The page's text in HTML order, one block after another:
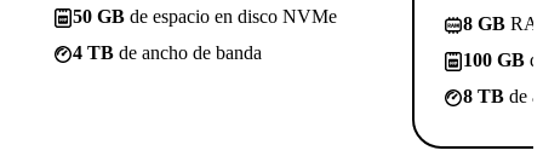
50 GB de espacio en disco NVMe
4 TB de ancho de banda
8 GB
100 GB
8 TB de